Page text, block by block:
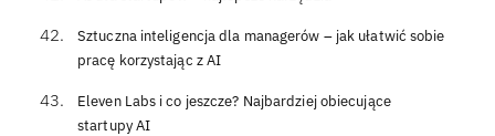
Sztuczna inteligencja dla managerów – jak ułatwić sobie
pracę korzystając z AI
Eleven Labs i co jeszcze? Najbardziej obiecujące
startupy AI